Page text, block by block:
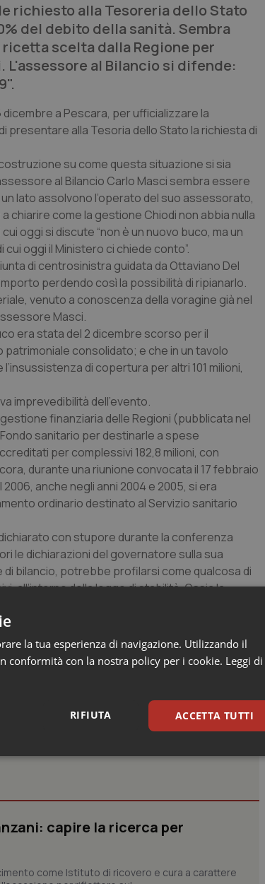
richiesto alla Tesoreria dello Stato
del debito della sanità. Sembra
scelta dalla Regione per
al Bilancio si difende:
a Pescara, per ufficializzare la
presentare alla Tesoria dello Stato la richiesta di
su come questa situazione si sia
al Bilancio Carlo Masci sembra essere
lato assolvono l’operato del suo assessorato,
chiarire come la gestione Chiodi non abbia nulla
oggi si discute “non è un nuovo buco, ma un
oggi il Ministero ci chiede conto”.
di centrosinistra guidata da Ottaviano Del
perdendo così la possibilità di ripianarlo.
venuto a conoscenza della voragine già nel
Masci.
era stata del 2 dicembre scorso per il
consolidato; e che in un tavolo
di copertura per altri 101 milioni,
imprevedibilità dell’evento.
finanziaria delle Regioni (pubblicata nel
sanitario per destinarle a spese
per complessivi 182,8 milioni, con
durante una riunione convocata il 17 febbraio
anche negli anni 2004 e 2005, si era
ordinario destinato al Servizio sanitario
con stupore durante la conferenza
le dichiarazioni del governatore sulla sua
bilancio, potrebbe profilarsi come qualcosa di
all’interno della legge di stabilità. Ossia la
di rientro, fino ad un massimo di 1 miliardo
capire la ricerca per
come Istituto di ricovero e cura a carattere
la tua esperienza di navigazione. Utilizzando il
conformità con la nostra policy per i cookie. Leggi di
ACCETTA TUTTI
RIFIUTA
Statistici Marketing